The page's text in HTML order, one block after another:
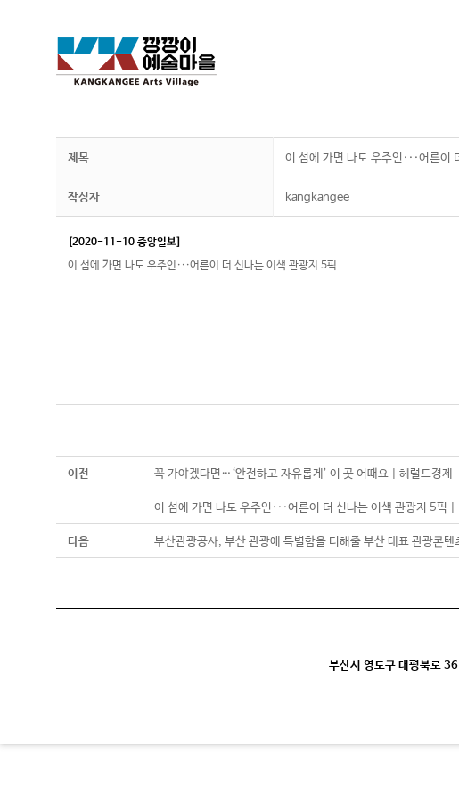
제목 이 섬에 가면 나도 우주인···어른
작성자 kangkangee
[2020-11-10 중앙일보]
이 섬에 가면 나도 우주인···어른이 더 신나는 이색 관광지 5픽
이전 꼭 가야겠다면…‘안전하고 자유롭게’ 이 곳 어때요 | 헤럴드경제
- 이 섬에 가면 나도 우주인···어른이 더 신나는 이색 관광지 5픽 |
다음 부산관광공사, 부산 관광에 특별함을 더해줄 부산 대표 관광콘
부산시 영도구 대평북